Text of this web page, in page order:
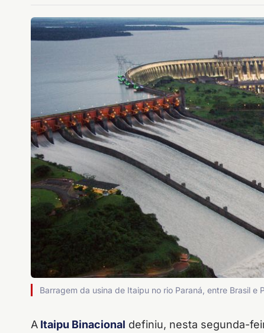
Barragem da usina de Itaipu no rio Paraná, entre Brasil e
A Itaipu Binacional definiu, nesta segunda-